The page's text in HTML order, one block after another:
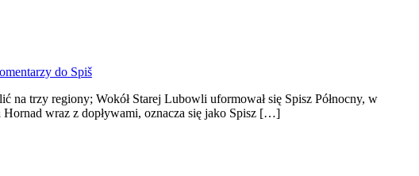
do Spiš
na trzy regiony; Wokół Starej Lubowli uformował się Spisz Północny, w
wraz z dopływami, oznacza się jako Spisz […]